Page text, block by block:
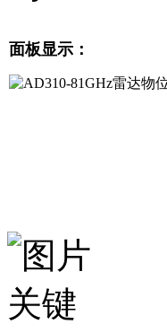
面板显示：